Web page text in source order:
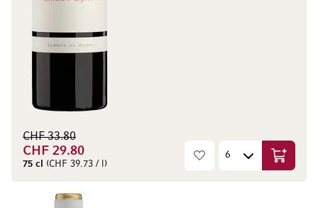
CHF 29.80
CHF 33.80
75 cl (CHF 39.73 / l)